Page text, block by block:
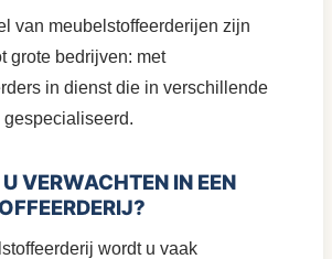
van meubelstoffeerderijen zijn
grote bedrijven: met
in dienst die in verschillende
VERWACHTEN IN EEN
wordt u vaak